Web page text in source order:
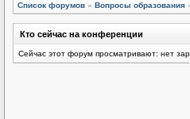
Список форумов » Вопросы образования
Кто сейчас на конференции
Сейчас этот форум просматривают: нет